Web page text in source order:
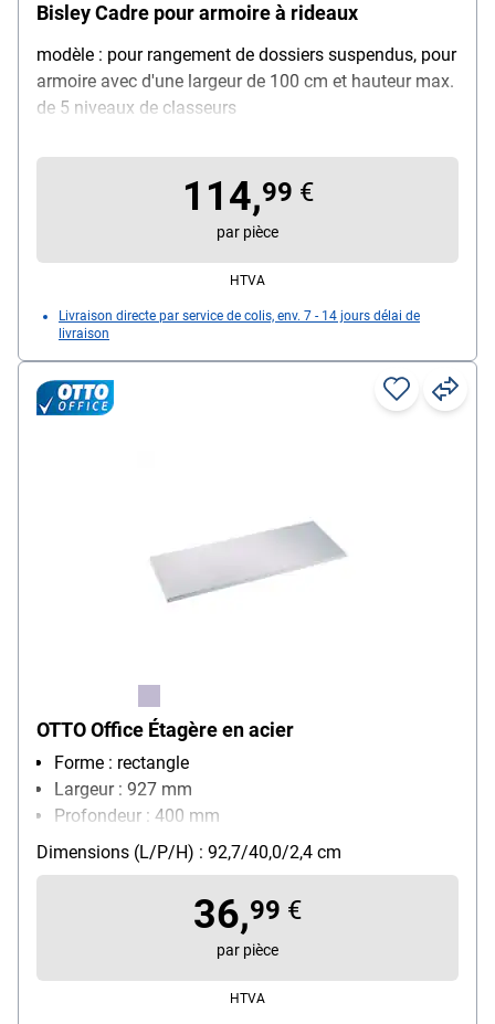
Bisley Cadre pour armoire à rideaux
modèle : pour rangement de dossiers suspendus, pour
armoire avec d'une largeur de 100 cm et hauteur max.
de 5 niveaux de classeurs
114,99 €
par pièce
HTVA
Livraison directe par service de colis, env. 7 - 14 jours délai de
livraison
OTTO Office Étagère en acier
Forme : rectangle
Largeur : 927 mm
Profondeur : 400 mm
Hauteur : 24 mm
Poids : 2.9 kg
Dimensions (L/P/H) : 92,7/40,0/2,4 cm
36,99 €
par pièce
HTVA